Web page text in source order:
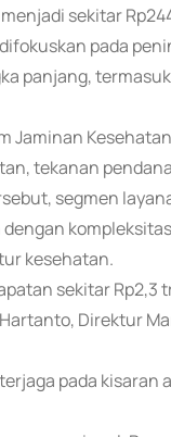
sekitar
pada
panjang,
Jaminan
tekanan
segmen
kesehatan.
sekitar
Direktur
pada kisaran